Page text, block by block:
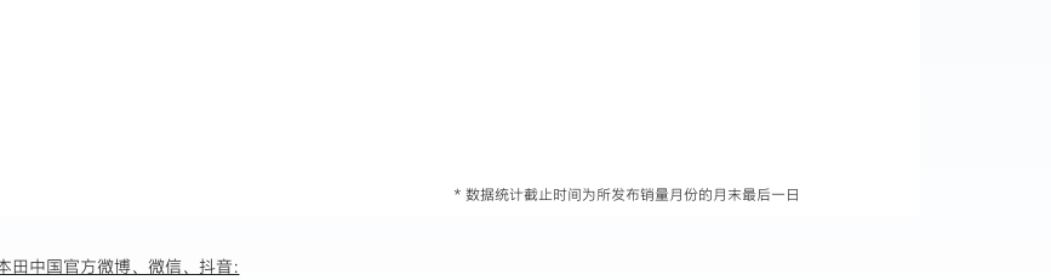
* 数据统计截止时间为所发布销量月份的月末最后一日
田中国官方微博、微信、抖音: